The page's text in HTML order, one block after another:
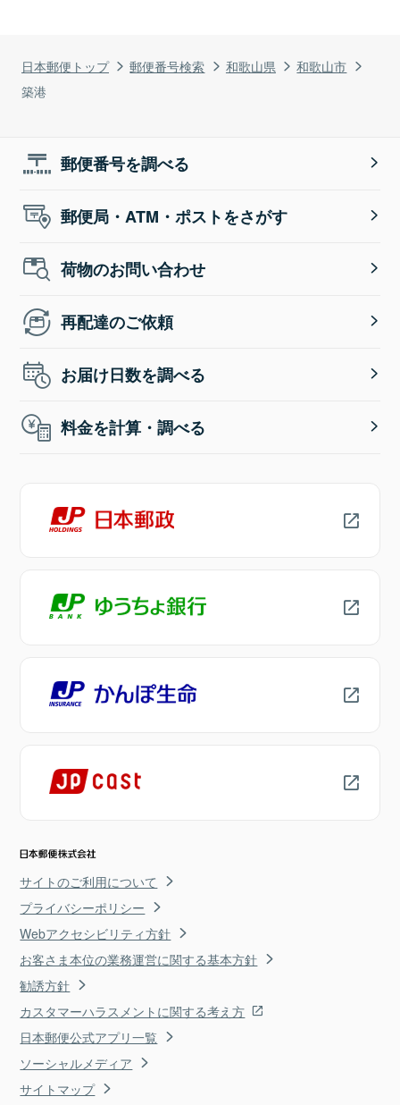
日本郵便トップ 郵便番号検索 和歌山県
和歌山市
築港
郵便番号を調べる
郵便局・ATM・ポストをさがす
荷物のお問い合わせ
再配達のご依頼
お届け日数を調べる
料金を計算・調べる
サイトのご利用について
プライバシーポリシー
Webアクセシビリティ方針
お客さま本位の業務運営に関する基本方針
勧誘方針
カスタマーハラスメントに関する考え方
日本郵便公式アプリ一覧
ソーシャルメディア
サイトマップ